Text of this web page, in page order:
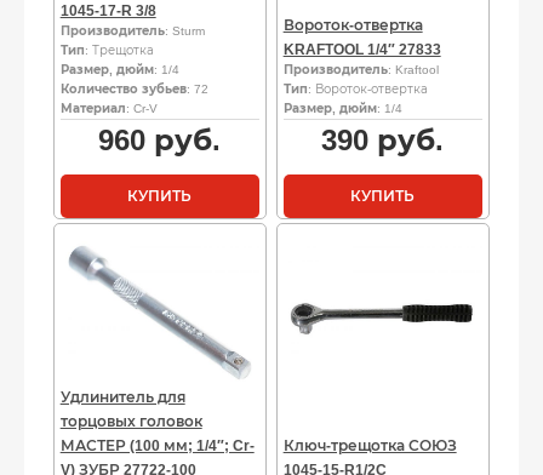
1045-17-R 3/8
Производитель: Sturm
Тип: Трещотка
Размер, дюйм: 1/4
Количество зубьев: 72
Материал: Cr-V
960 руб.
КУПИТЬ
Вороток-отвертка
KRAFTOOL 1/4″ 27833
Производитель: Kraftool
Тип: Вороток-отвертка
Размер, дюйм: 1/4
390 руб.
КУПИТЬ
Удлинитель для
торцовых головок
МАСТЕР (100 мм; 1/4″; Cr-
V) ЗУБР 27722-100
Ключ-трещотка СОЮЗ
1045-15-R1/2C